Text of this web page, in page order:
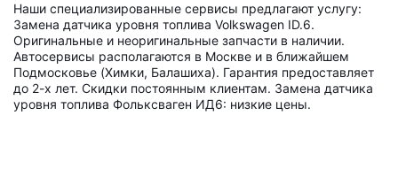
Наши специализированные сервисы предлагают услугу:
Замена датчика уровня топлива Volkswagen ID.6.
Оригинальные и неоригинальные запчасти в наличии.
Автосервисы располагаются в Москве и в ближайшем
Подмосковье (Химки, Балашиха). Гарантия предоставляет
до 2-х лет. Скидки постоянным клиентам. Замена датчика
уровня топлива Фольксваген ИД6: низкие цены.